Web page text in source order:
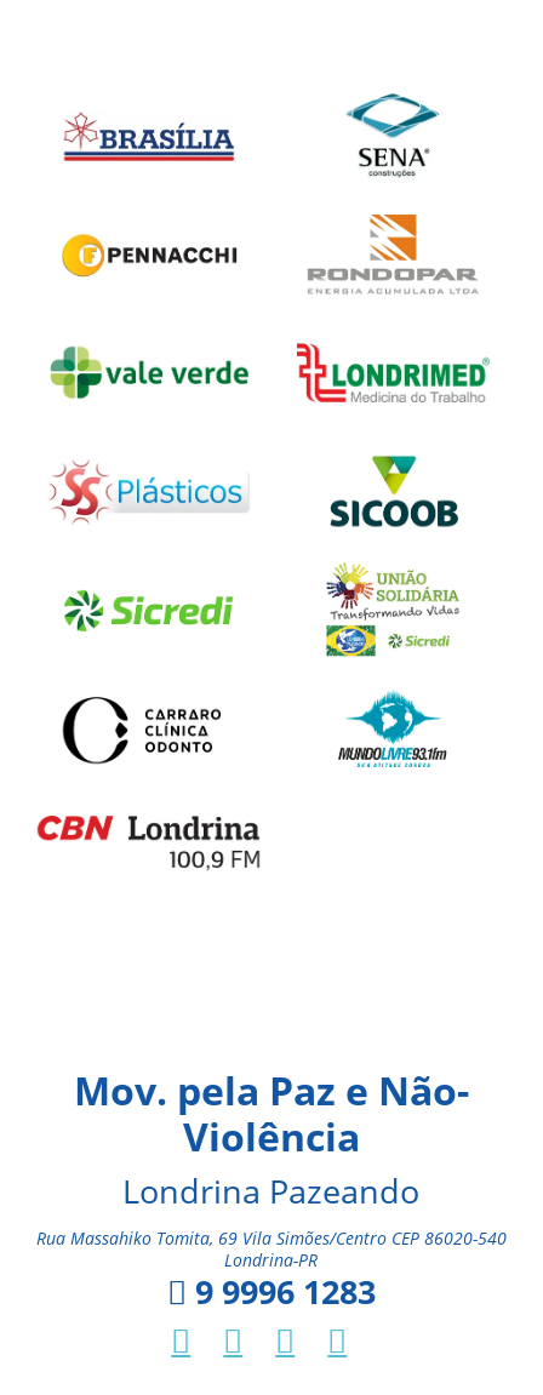
Mov. pela Paz e Não-
Violência
Londrina Pazeando
Rua Massahiko Tomita, 69 Vila Simões/Centro CEP 86020-540
Londrina-PR
9 9996 1283